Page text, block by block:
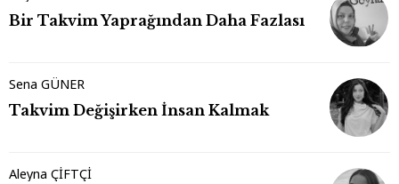
Bir Takvim Yaprağından Daha Fazlası
Sena GÜNER
Takvim Değişirken İnsan Kalmak
Aleyna ÇİFTÇİ